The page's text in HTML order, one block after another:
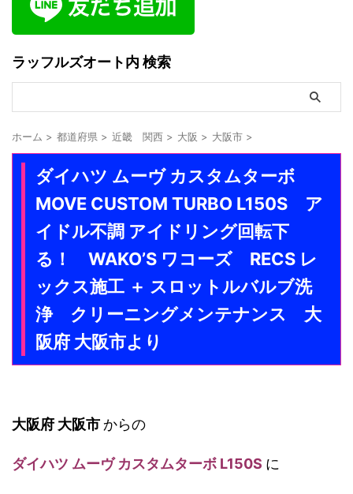
ラッフルズオート内 検索
ホーム > 都道府県 > 近畿 関西 > 大阪 > 大阪市 >
ダイハツ ムーヴ カスタムターボ
MOVE CUSTOM TURBO L150S ア
イドル不調 アイドリング回転下
る！ WAKO’S ワコーズ RECS レ
ックス施工 ＋ スロットルバルブ洗
浄 クリーニングメンテナンス 大
阪府 大阪市より
大阪府 大阪市からの
ダイハツ ムーヴ カスタムターボ L150S に